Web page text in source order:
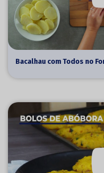
Bacalhau com Todos no